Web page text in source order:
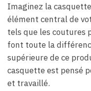
Imaginez la
élément central de
tels que les coutures
font toute la
supérieure de ce
casquette est pensé
et travaillé.